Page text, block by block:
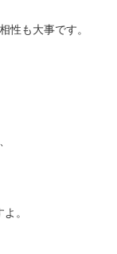
性も大事です。
。